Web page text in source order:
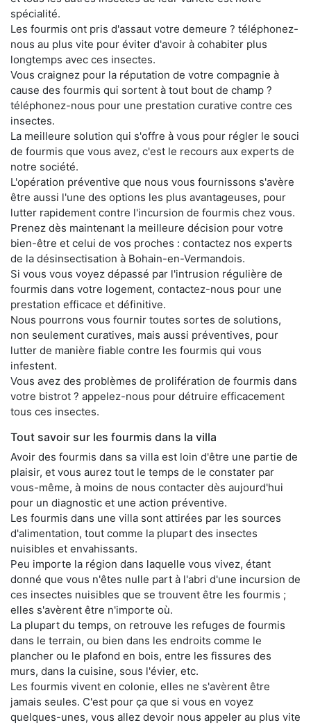
spécialité.
Les fourmis ont pris d'assaut votre demeure ? téléphonez-
nous au plus vite pour éviter d'avoir à cohabiter plus
longtemps avec ces insectes.
Vous craignez pour la réputation de votre compagnie à
cause des fourmis qui sortent à tout bout de champ ?
téléphonez-nous pour une prestation curative contre ces
insectes.
La meilleure solution qui s'offre à vous pour régler le souci
de fourmis que vous avez, c'est le recours aux experts de
notre société.
L'opération préventive que nous vous fournissons s'avère
être aussi l'une des options les plus avantageuses, pour
lutter rapidement contre l'incursion de fourmis chez vous.
Prenez dès maintenant la meilleure décision pour votre
bien-être et celui de vos proches : contactez nos experts
de la désinsectisation à Bohain-en-Vermandois.
Si vous vous voyez dépassé par l'intrusion régulière de
fourmis dans votre logement, contactez-nous pour une
prestation efficace et définitive.
Nous pourrons vous fournir toutes sortes de solutions,
non seulement curatives, mais aussi préventives, pour
lutter de manière fiable contre les fourmis qui vous
infestent.
Vous avez des problèmes de prolifération de fourmis dans
votre bistrot ? appelez-nous pour détruire efficacement
tous ces insectes.
Tout savoir sur les fourmis dans la villa
Avoir des fourmis dans sa villa est loin d'être une partie de
plaisir, et vous aurez tout le temps de le constater par
vous-même, à moins de nous contacter dès aujourd'hui
pour un diagnostic et une action préventive.
Les fourmis dans une villa sont attirées par les sources
d'alimentation, tout comme la plupart des insectes
nuisibles et envahissants.
Peu importe la région dans laquelle vous vivez, étant
donné que vous n'êtes nulle part à l'abri d'une incursion de
ces insectes nuisibles que se trouvent être les fourmis ;
elles s'avèrent être n'importe où.
La plupart du temps, on retrouve les refuges de fourmis
dans le terrain, ou bien dans les endroits comme le
plancher ou le plafond en bois, entre les fissures des
murs, dans la cuisine, sous l'évier, etc.
Les fourmis vivent en colonie, elles ne s'avèrent être
jamais seules. C'est pour ça que si vous en voyez
quelques-unes, vous allez devoir nous appeler au plus vite